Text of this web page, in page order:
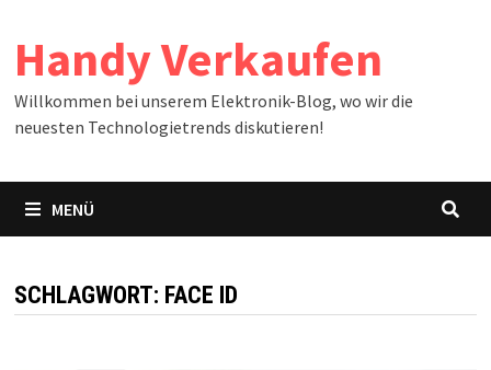
Inhalt
springen
Handy Verkaufen
Willkommen bei unserem Elektronik-Blog, wo wir die
neuesten Technologietrends diskutieren!
MENÜ
SCHLAGWORT: FACE ID